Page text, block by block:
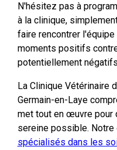
N'hésitez pas à
à la clinique,
faire rencontrer
moments positifs
potentiellement
La Clinique Vétérinaire
Germain-en-Laye
met tout en œuvre pour
sereine possible. Notre
spécialisés dans les